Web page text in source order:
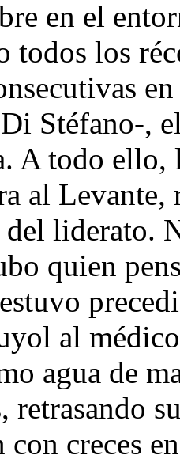
en el
todos los
Stéfano-,
A todo
al Levante,
del liderato.
quien
al
agua de
retrasando
con creces